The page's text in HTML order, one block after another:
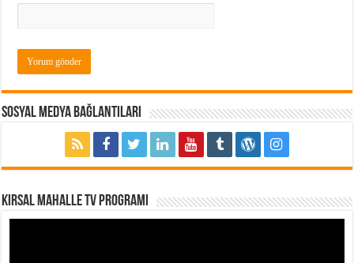
Sosyal Medya Bağlantıları
Kırsal Mahalle TV Programı